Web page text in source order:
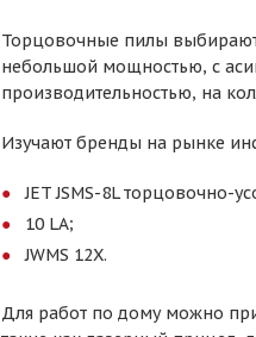
Торцовочные пилы
небольшой мощностью, с
производительностью, на
Изучают бренды на рынке
JET JSMS-8L торцовочно-
10 LA;
JWMS 12X.
Для работ по дому можно